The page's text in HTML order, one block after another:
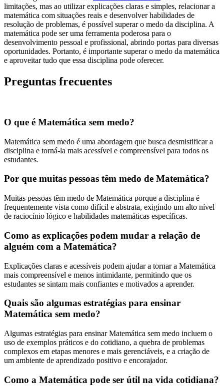
limitações, mas ao utilizar explicações claras e simples, relacionar a
matemática com situações reais e desenvolver habilidades de
resolução de problemas, é possível superar o medo da disciplina. A
matemática pode ser uma ferramenta poderosa para o
desenvolvimento pessoal e profissional, abrindo portas para diversas
oportunidades. Portanto, é importante superar o medo da matemática
e aproveitar tudo que essa disciplina pode oferecer.
Preguntas frecuentes
O que é Matemática sem medo?
Matemática sem medo é uma abordagem que busca desmistificar a
disciplina e torná-la mais acessível e compreensível para todos os
estudantes.
Por que muitas pessoas têm medo de Matemática?
Muitas pessoas têm medo de Matemática porque a disciplina é
frequentemente vista como difícil e abstrata, exigindo um alto nível
de raciocínio lógico e habilidades matemáticas específicas.
Como as explicações podem mudar a relação de
alguém com a Matemática?
Explicações claras e acessíveis podem ajudar a tornar a Matemática
mais compreensível e menos intimidante, permitindo que os
estudantes se sintam mais confiantes e motivados a aprender.
Quais são algumas estratégias para ensinar
Matemática sem medo?
Algumas estratégias para ensinar Matemática sem medo incluem o
uso de exemplos práticos e do cotidiano, a quebra de problemas
complexos em etapas menores e mais gerenciáveis, e a criação de
um ambiente de aprendizado positivo e encorajador.
Como a Matemática pode ser útil na vida cotidiana?